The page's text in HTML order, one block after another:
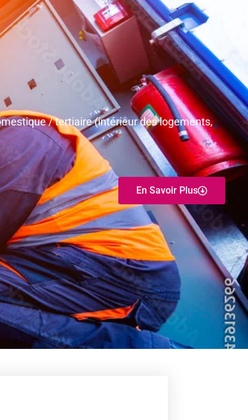
/ tertiaire (intérieur des logements,
En Savoir Plus